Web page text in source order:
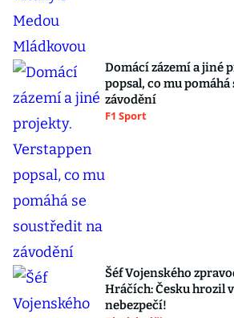
Domácí zázemí a jiné
popsal, co mu
závodění
F1 Sport
Šéf Vojenského
Hráčích: Česku hrozil
nebezpečí!